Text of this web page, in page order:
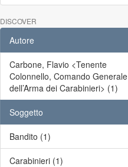
DISCOVER
Autore
Carbone, Flavio <Tenente
Colonnello, Comando Generale
dell’Arma dei Carabinieri> (1)
Soggetto
Bandito (1)
Carabinieri (1)